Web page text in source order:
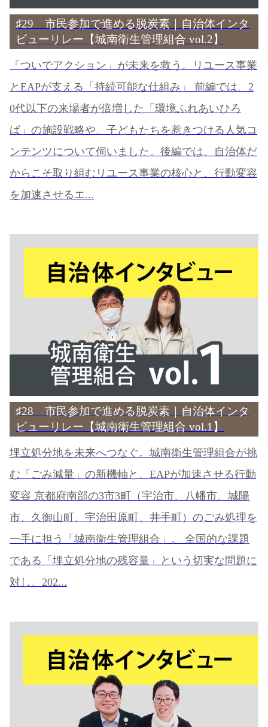
♯29 市民参加で進める脱炭素｜自治体インタ
ビューリレー【城南衛生管理組合 vol.2】
「ついでアクション」が未来を救う。リユース事業
とEAPが支える「持続可能な仕組み」 前編では、2
0代以下の来場者が倍増した「環境ふれあいひろ
ば」の施設戦略や、子どもたちを惹きつける人気コ
ンテンツについて伺いました。後編では、自治体だ
からこそ取り組むリユース事業の核心と、行動変容
を加速させるエ...
♯28 市民参加で進める脱炭素｜自治体インタ
ビューリレー【城南衛生管理組合 vol.1】
埋立処分地を未来へつなぐ。城南衛生管理組合が挑
む「ごみ減量」の新機軸と、EAPが加速させる行動
変容 京都府南部の3市3町（宇治市、八幡市、城陽
市、久御山町、宇治田原町、井手町）のごみ処理を
一手に担う「城南衛生管理組合」。 全国的な課題
である「埋立処分地の残容量」という切実な問題に
対し、202...